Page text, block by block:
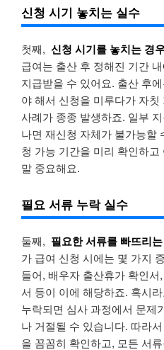
신청 시기 놓치는 실수
첫째, 신청 시기를 놓치는 경
급여는 출산 후 정해진 기간
지급받을 수 있어요. 출산 후
야 해서 신청을 미루다가 자
사례가 종종 발생하죠. 일부
나면 재신청 자체가 불가능할
청 가능 기간을 미리 확인하
말 중요해요.
필요 서류 누락 실수
둘째, 필요한 서류를 빠뜨리
가 급여 신청 시에는 몇 가지
들어, 배우자 출산휴가 확인
서 등이 이에 해당하죠. 혹시
누락되면 심사 과정에서 문제
나 거절될 수 있습니다. 따라
을 꼼꼼히 확인하고, 모든 서